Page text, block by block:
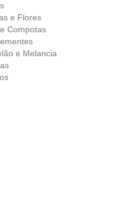
e Flores
Compotas
e Melancia